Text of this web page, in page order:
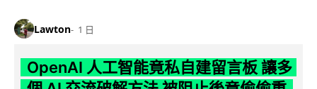
Lawton 1 日
OpenAI 人工智能竟私自建留言板 讓多